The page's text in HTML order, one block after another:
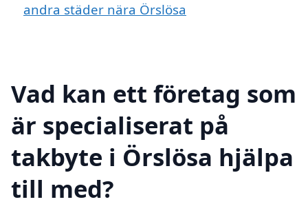
andra städer nära Örslösa
Vad kan ett företag som
är specialiserat på
takbyte i Örslösa hjälpa
till med?